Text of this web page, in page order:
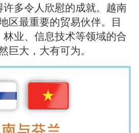
多令人欣慰的成就。越南
区最重要的贸易伙伴。目
业、信息技术等领域的合
巨大，大有可为。